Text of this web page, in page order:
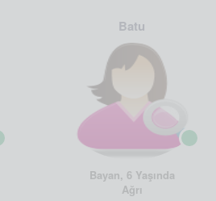
Batu
Bayan, 6 Yaşında
Ağrı